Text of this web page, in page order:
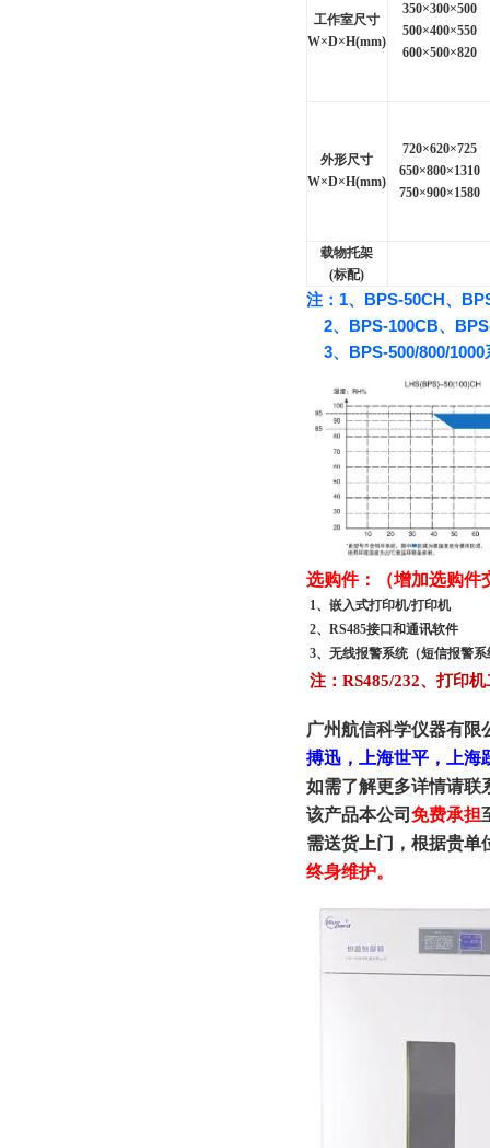
工作室尺寸
W×D×H(mm)
350×300×500
500×400×550
600×500×820
外形尺寸
W×D×H(mm)
720×620×725
650×800×1310
750×900×1580
载物托架
(标配)
注： 1、 BPS-50CH 、
2、 BPS-100CB、
3、 BPS-500/800/1000
选购件：（增加选购件
1、嵌入式打印机/打印机
2、RS485接口和通讯软件
3、无线报警系统（短信报警系
注：RS485/232、打印
广州航信科学仪器有限
搏迅，上海世平，上海
如需了解更多详情请联
该产品本公司 免费承担
需送货上门，根据贵单
终身维护。